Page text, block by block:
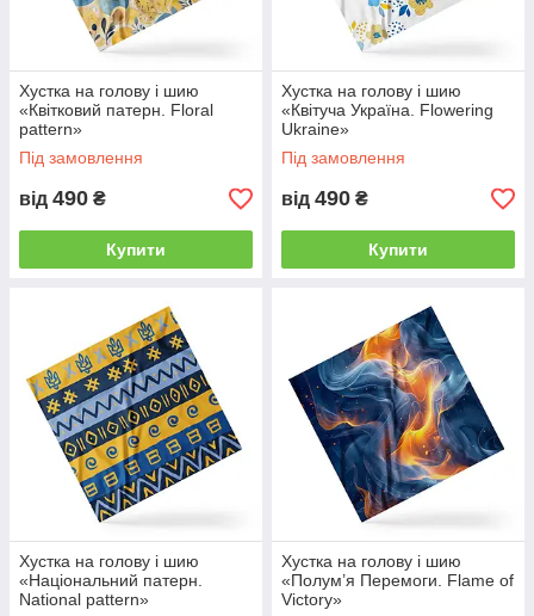
Хустка на голову і шию
«Квітковий патерн. Floral
pattern»
Під замовлення
від 490 ₴
Купити
Хустка на голову і шию
«Квітуча Україна. Flowering
Ukraine»
Під замовлення
від 490 ₴
Купити
Хустка на голову і шию
«Національний патерн.
National pattern»
Хустка на голову і шию
«Полум’я Перемоги. Flame of
Victory»